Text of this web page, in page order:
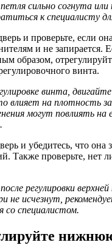
сильно согнута или
к специалисту
и проверьте, если
и не запирается.
образом,
винта.
винта,
влияет на плотность
могут повлиять на
и убедитесь, что она
Также проверьте, нет
регулировки
не исчезнут,
со специалистом.